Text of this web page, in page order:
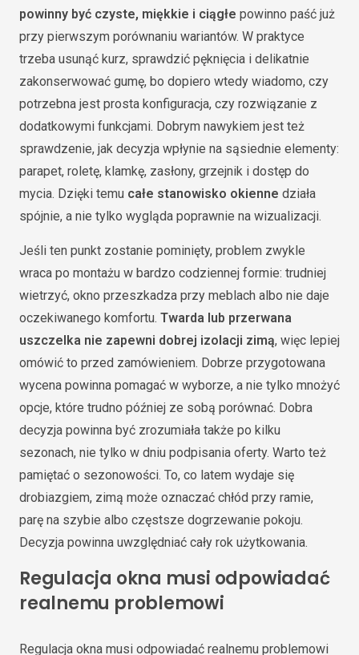
powinny być czyste, miękkie i ciągłe powinno paść już
przy pierwszym porównaniu wariantów. W praktyce
trzeba usunąć kurz, sprawdzić pęknięcia i delikatnie
zakonserwować gumę, bo dopiero wtedy wiadomo, czy
potrzebna jest prosta konfiguracja, czy rozwiązanie z
dodatkowymi funkcjami. Dobrym nawykiem jest też
sprawdzenie, jak decyzja wpłynie na sąsiednie elementy:
parapet, roletę, klamkę, zasłony, grzejnik i dostęp do
mycia. Dzięki temu całe stanowisko okienne działa
spójnie, a nie tylko wygląda poprawnie na wizualizacji.
Jeśli ten punkt zostanie pominięty, problem zwykle
wraca po montażu w bardzo codziennej formie: trudniej
wietrzyć, okno przeszkadza przy meblach albo nie daje
oczekiwanego komfortu. Twarda lub przerwana
uszczelka nie zapewni dobrej izolacji zimą, więc lepiej
omówić to przed zamówieniem. Dobrze przygotowana
wycena powinna pomagać w wyborze, a nie tylko mnożyć
opcje, które trudno później ze sobą porównać. Dobra
decyzja powinna być zrozumiała także po kilku
sezonach, nie tylko w dniu podpisania oferty. Warto też
pamiętać o sezonowości. To, co latem wydaje się
drobiazgiem, zimą może oznaczać chłód przy ramie,
parę na szybie albo częstsze dogrzewanie pokoju.
Decyzja powinna uwzględniać cały rok użytkowania.
Regulacja okna musi odpowiadać
realnemu problemowi
Regulacja okna musi odpowiadać realnemu problemowi